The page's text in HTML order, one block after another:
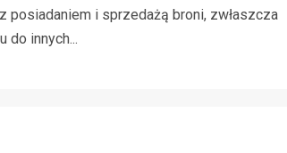
posiadaniem i sprzedażą broni, zwłaszcza
do innych...